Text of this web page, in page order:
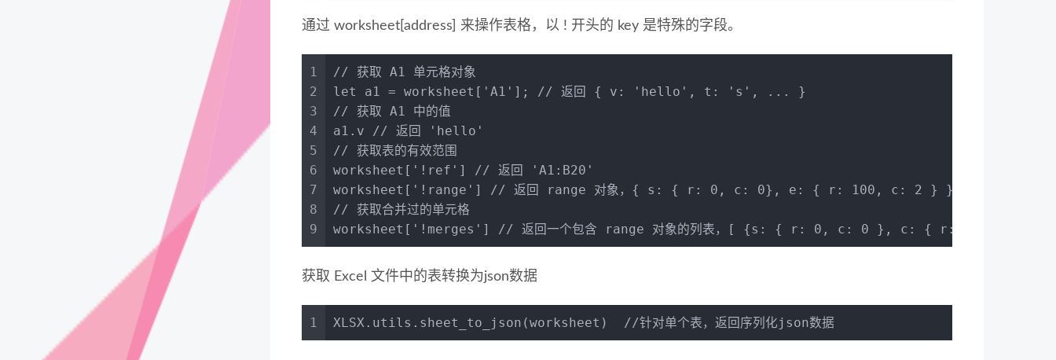
通过 worksheet[address] 来操作表格，以 ! 开头的 key 是特殊的字段。
1
2
3
4
5
6
7
8
9
// 获取 A1 单元格对象
let
a1 = worksheet[ 'A1' ]; // 返回 { v: 'hello', t: 's', ... }
// 获取 A1 中的值
a1. v
// 返回 'hello'
// 获取表的有效范围
worksheet[ '!ref' ] // 返回 'A1:B20'
worksheet[ '!range' ] // 返回 range 对象，{ s: { r: 0, c: 0}, e: { r: 100, c: 2 } }
// 获取合并过的单元格
worksheet[ '!merges' ] // 返回一个包含 range 对象的列表，[ {s: { r: 0, c: 0 }, c: { r: 2, c: 1 }
获取 Excel 文件中的表转换为json数据
1 XLSX. utils . sheet_to_json (worksheet) //针对单个表，返回序列化json数据